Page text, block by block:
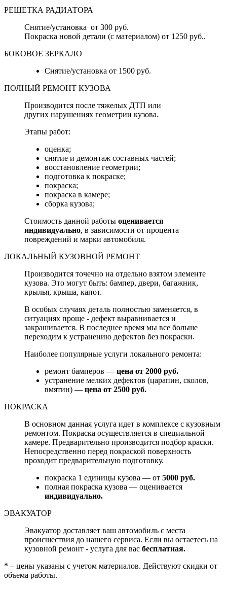
РЕШЕТКА РАДИАТОРА
Снятие/установка от 300 руб.
Покраска новой детали (с материалом) от 1250 руб..
БОКОВОЕ ЗЕРКАЛО
Снятие/установка от 1500 руб.
ПОЛНЫЙ РЕМОНТ КУЗОВА
Производится после тяжелых ДТП или
других нарушениях геометрии кузова.
Этапы работ:
оценка;
снятие и демонтаж составных частей;
восстановление геометрии;
подготовка к покраске;
покраска;
покраска в камере;
сборка кузова;
Стоимость данной работы оценивается
индивидуально, в зависимости от процента
повреждений и марки автомобиля.
ЛОКАЛЬНЫЙ КУЗОВНОЙ РЕМОНТ
Производится точечно на отдельно взятом элементе
кузова. Это могут быть: бампер, двери, багажник,
крылья, крыша, капот.
В особых случаях деталь полностью заменяется, в
ситуациях проще - дефект выравнивается и
закрашивается. В последнее время мы все больше
переходим к устранению дефектов без покраски.
Наиболее популярные услуги локального ремонта:
ремонт бамперов — цена от 2000 руб.
устранение мелких дефектов (царапин, сколов,
вмятин) — цена от 2500 руб.
ПОКРАСКА
В основном данная услуга идет в комплексе с кузовным
ремонтом. Покраска осуществляется в специальной
камере. Предварительно производится подбор краски.
Непосредственно перед покраской поверхность
проходит предварительную подготовку.
покраска 1 единицы кузова — от 5000 руб.
полная покраска кузова — оценивается
индивидуально.
ЭВАКУАТОР
Эвакуатор доставляет ваш автомобиль с места
происшествия до нашего сервиса. Если вы остаетесь на
кузовной ремонт - услуга для вас бесплатная.
* – цены указаны с учетом материалов. Действуют скидки от
объема работы.